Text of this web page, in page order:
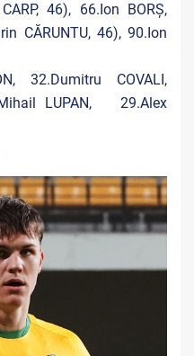
46), 66.Ion BORȘ,
CĂRUNTU, 46), 90.Ion
32.Dumitru COVALI,
LUPAN, 29.Alex